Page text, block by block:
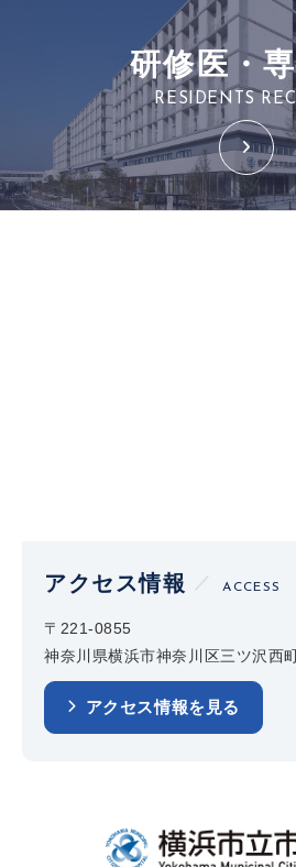
研修医・
RESIDENTS
アクセス情報 ACCESS
〒221-0855
神奈川県横浜市神奈川区三ツ沢西
アクセス情報を見る